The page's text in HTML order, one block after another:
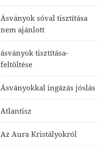
Ásványok sóval tisztítása
nem ajánlott
ásványok tisztítása-
feltöltése
Ásványokkal ingázás jóslás
Atlantisz
Az Aura Kristályokról